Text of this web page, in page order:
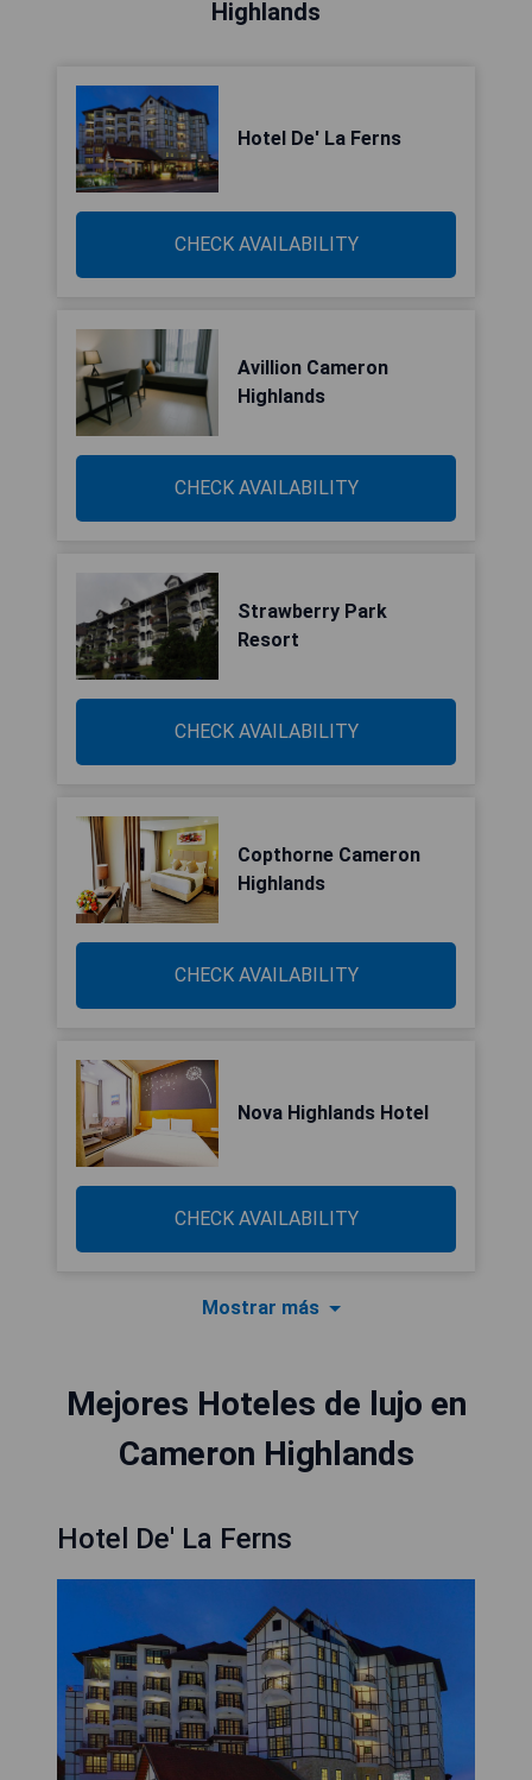
Highlands
Hotel De' La Ferns
CHECK AVAILABILITY
Avillion Cameron
Highlands
CHECK AVAILABILITY
Strawberry Park
Resort
CHECK AVAILABILITY
Copthorne Cameron
Highlands
CHECK AVAILABILITY
Nova Highlands Hotel
CHECK AVAILABILITY
Mostrar más
Mejores Hoteles de lujo en
Cameron Highlands
Hotel De' La Ferns